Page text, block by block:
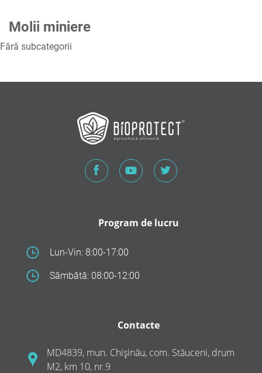
Molii miniere
Fără subcategorii
Program de lucru
Lun-Vin: 8:00-17:00
Sâmbătă: 08:00-12:00
Contacte
MD4839, mun. Chișinău, com. Stăuceni, drum
M2, km 10, nr.9